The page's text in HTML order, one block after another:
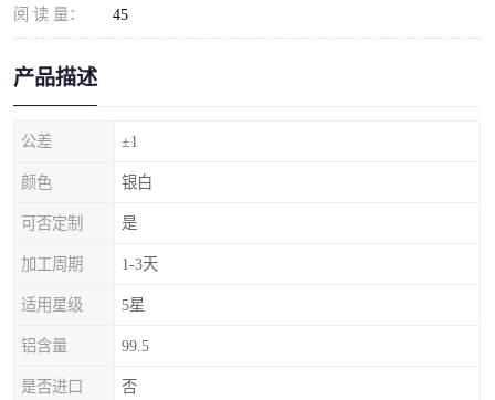
阅 读 量： 45
产品描述
公差 ±1
颜色 银白
可否定制 是
加工周期 1-3天
适用星级 5星
铝含量 99.5
是否进口 否